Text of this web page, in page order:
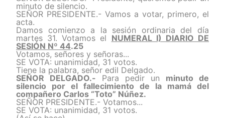
minuto de silencio.
SEÑOR PRESIDENTE.- Vamos a votar, primero, el
acta.
Damos comienzo a la sesión ordinaria del día
martes 31. Votamos el NUMERAL I) DIARIO DE
SESIÓN Nº 44.25
Votamos, señores y señoras...
SE VOTA: unanimidad, 31 votos.
Tiene la palabra, señor edil Delgado.
SEÑOR DELGADO.- Para pedir un minuto de
silencio por el fallecimiento de la mamá del
compañero Carlos “Toto” Núñez.
SEÑOR PRESIDENTE.- Votamos...
SE VOTA: unanimidad, 31 votos.